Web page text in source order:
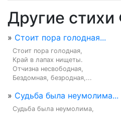
Другие
» Стоит пора голодная...
Стоит пора голодная,
Край в лапах нищеты.
Отчизна несвободная,
Бездомная, безродная,...
» Судьба была неумолима...
Судьба была неумолима,